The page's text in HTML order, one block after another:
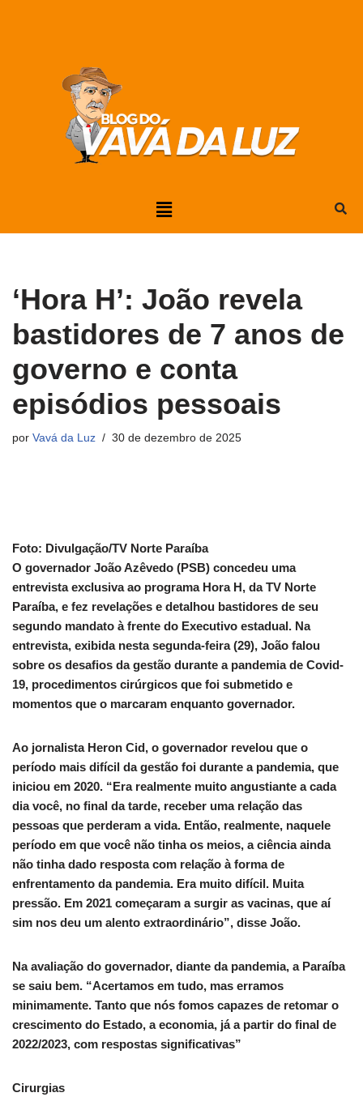
‘Hora H’: João revela
bastidores de 7 anos de
governo e conta
episódios pessoais
por Vavá da Luz 30 de dezembro de 2025
Foto: Divulgação/TV Norte Paraíba
O governador João Azêvedo (PSB) concedeu uma
entrevista exclusiva ao programa Hora H, da TV Norte
Paraíba, e fez revelações e detalhou bastidores de seu
segundo mandato à frente do Executivo estadual. Na
entrevista, exibida nesta segunda-feira (29), João falou
sobre os desafios da gestão durante a pandemia de Covid-
19, procedimentos cirúrgicos que foi submetido e
momentos que o marcaram enquanto governador.
Ao jornalista Heron Cid, o governador revelou que o
período mais difícil da gestão foi durante a pandemia, que
iniciou em 2020. “Era realmente muito angustiante a cada
dia você, no final da tarde, receber uma relação das
pessoas que perderam a vida. Então, realmente, naquele
período em que você não tinha os meios, a ciência ainda
não tinha dado resposta com relação à forma de
enfrentamento da pandemia. Era muito difícil. Muita
pressão. Em 2021 começaram a surgir as vacinas, que aí
sim nos deu um alento extraordinário”, disse João.
Na avaliação do governador, diante da pandemia, a Paraíba
se saiu bem. “Acertamos em tudo, mas erramos
minimamente. Tanto que nós fomos capazes de retomar o
crescimento do Estado, a economia, já a partir do final de
2022/2023, com respostas significativas”
Cirurgias